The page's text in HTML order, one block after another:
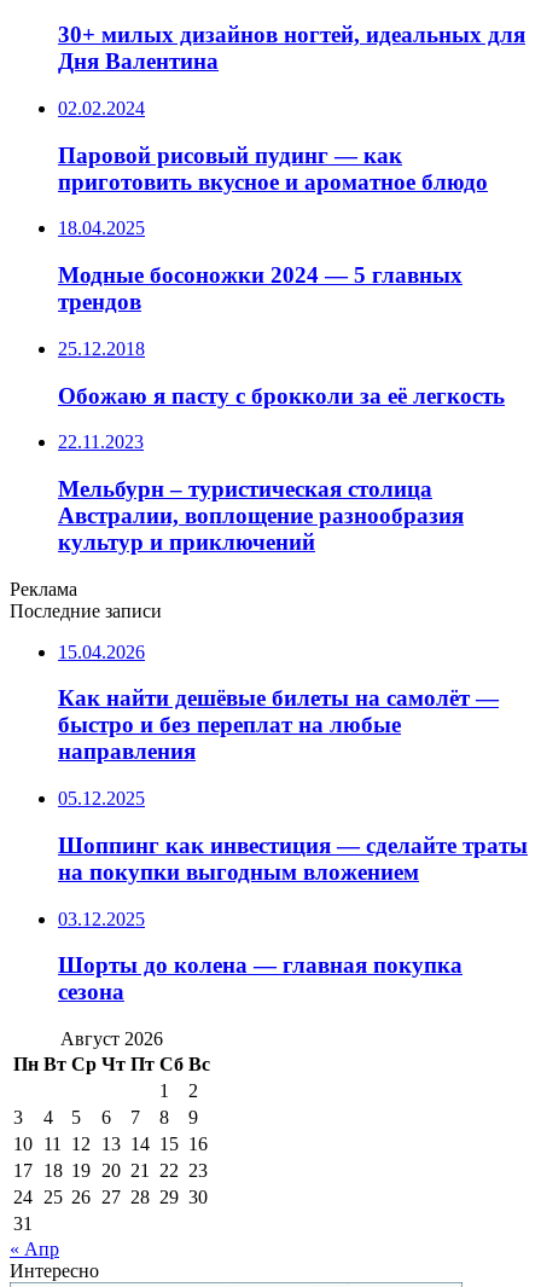
30+ милых дизайнов ногтей, идеальных для
Дня Валентина
02.02.2024
Паровой рисовый пудинг — как
приготовить вкусное и ароматное блюдо
18.04.2025
Модные босоножки 2024 — 5 главных
трендов
25.12.2018
Обожаю я пасту с брокколи за её легкость
22.11.2023
Мельбурн – туристическая столица
Австралии, воплощение разнообразия
культур и приключений
Реклама
Последние записи
15.04.2026
Как найти дешёвые билеты на самолёт —
быстро и без переплат на любые
направления
05.12.2025
Шоппинг как инвестиция — сделайте траты
на покупки выгодным вложением
03.12.2025
Шорты до колена — главная покупка
сезона
Август 2026
Пн Вт Ср Чт Пт Сб Вс
1
2
3
4 5 6 7 8
9
10 11 12 13 14 15 16
17 18 19 20 21 22 23
24 25 26 27 28 29 30
31
« Апр
Интересно